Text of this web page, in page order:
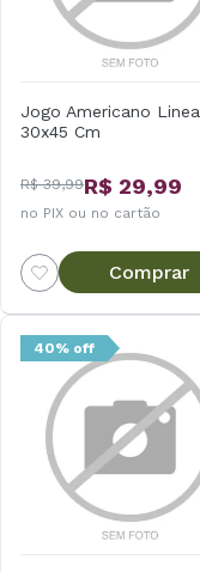
Jogo Americano Linea
30x45 Cm
R$ 39,99R$ 29,99
no PIX ou no cartão
Comprar
40% off